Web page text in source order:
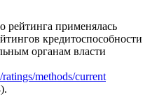
рейтинга применялась
кредитоспособности
органам власти
methods/current